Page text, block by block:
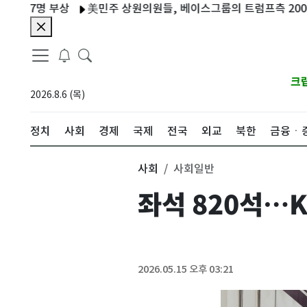
부상 美민주 상원의원들, 베이스그룹의 트럼프측 200만달러
2026.8.6 (목)
크
정치 사회 경제 국제 전국 외교 북한 금융ㆍ
사회 사회일반
좌석 820석
2026.05.15 오후 03:21